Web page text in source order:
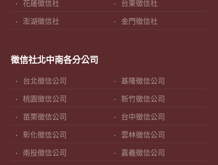
花蓮徵信社 台東徵信社
澎湖徵信社 金門徵信社
徵信社北中南各分公司
台北徵信公司 基隆徵信公司
桃園徵信公司 新竹徵信公司
苗栗徵信公司 台中徵信公司
彰化徵信公司 雲林徵信公司
南投徵信公司 嘉義徵信公司